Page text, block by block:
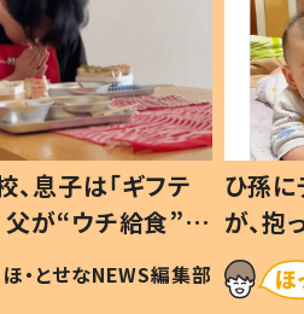
息子は「ギフテ
が“ウチ給食”を
由とは #令和の親
ほ・とせなNEWS編集部
ひ孫
が、
「涙が
い」